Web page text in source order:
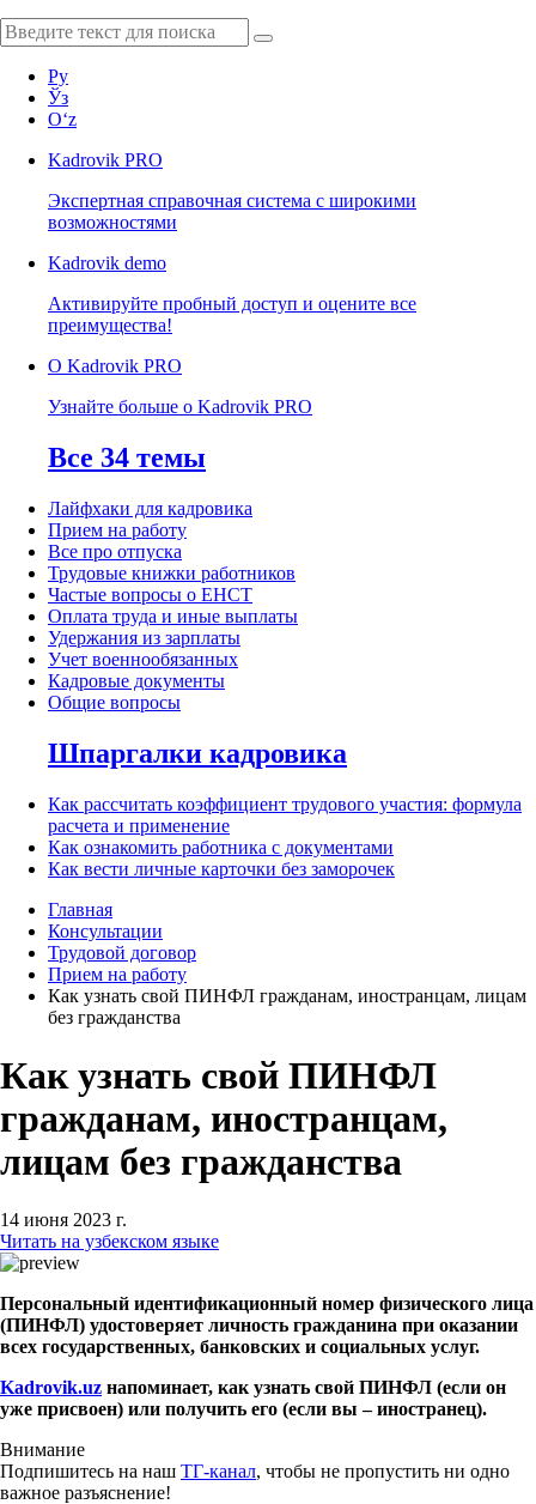
Ру
Ўз
Oʻz
Kadrovik PRO
Экспертная справочная система с широкими
возможностями
Kadrovik demo
Активируйте пробный доступ и оцените все
преимущества!
О Kadrovik PRO
Узнайте больше о Kadrovik PRO
Все 34 темы
Лайфхаки для кадровика
Прием на работу
Все про отпуска
Трудовые книжки работников
Частые вопросы о ЕНСТ
Оплата труда и иные выплаты
Удержания из зарплаты
Учет военнообязанных
Кадровые документы
Общие вопросы
Шпаргалки кадровика
Как рассчитать коэффициент трудового участия: формула
расчета и применение
Как ознакомить работника с документами
Как вести личные карточки без заморочек
Главная
Консультации
Трудовой договор
Прием на работу
Как узнать свой ПИНФЛ гражданам, иностранцам, лицам
без гражданства
Как узнать свой ПИНФЛ
гражданам, иностранцам,
лицам без гражданства
14 июня 2023 г.
Читать на узбекском языке
Персональный идентификационный номер физического лица
(ПИНФЛ) удостоверяет личность гражданина при оказании
всех государственных, банковских и социальных услуг.
Kadrovik.uz напоминает, как узнать свой ПИНФЛ (если он
уже присвоен) или получить его (если вы – иностранец).
Внимание
Подпишитесь на наш ТГ-канал, чтобы не пропустить ни одно
важное разъяснение!